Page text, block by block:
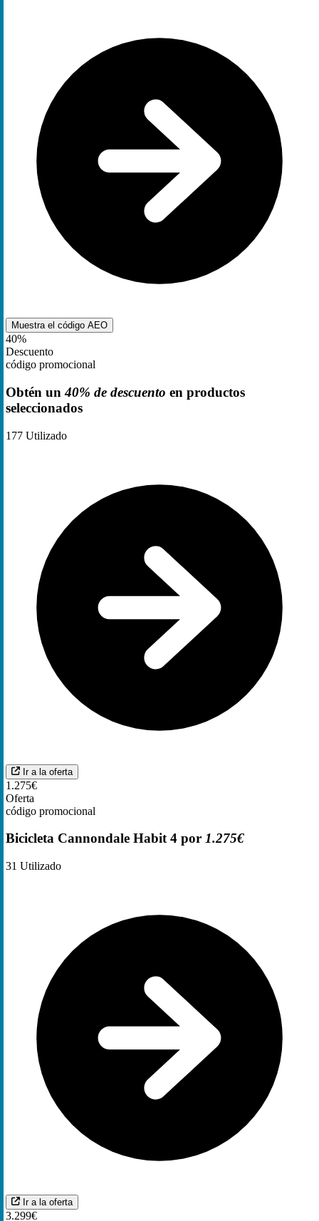
Muestra el código AEO
40%
Descuento
código promocional
Obtén un40% de descuento en productos
seleccionados
177 Utilizado
Ir a la oferta
1.275€
Oferta
código promocional
Bicicleta Cannondale Habit 4 por 1.275€
31 Utilizado
Ir a la oferta
3.299€